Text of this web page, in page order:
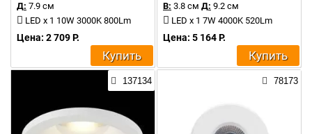
Д: 7.9 см
LED x 1 10W 3000K 800Lm
Цена: 2 709 Р.
Купить
В: 3.8 см Д: 9.2 см
LED x 1 7W 4000K 520Lm
Цена: 5 164 Р.
Купить
137134 78173